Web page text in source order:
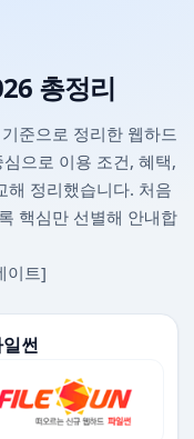
총정리
준으로 정리한 웹하드
으로 이용 조건, 혜택,
해 정리했습니다. 처음
핵심만 선별해 안내합
이트]
썬